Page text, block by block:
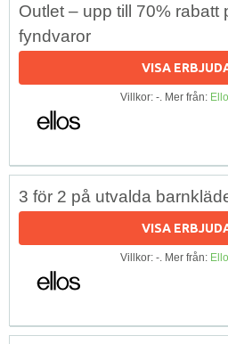
Outlet – upp till 70% rabatt
fyndvaror
VISA
Villkor: -. Mer från:
3 för 2 på utvalda
VISA
Villkor: -. Mer från: